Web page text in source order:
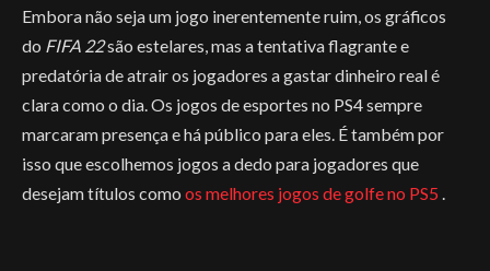
Embora não seja um jogo inerentemente ruim, os gráficos
do FIFA 22são estelares, mas a tentativa flagrante e
predatória de atrair os jogadores a gastar dinheiro real é
clara como o dia. Os jogos de esportes no PS4 sempre
marcaram presença e há público para eles. É também por
isso que escolhemos jogos a dedo para jogadores que
desejam títulos como os melhores jogos de golfe no PS5